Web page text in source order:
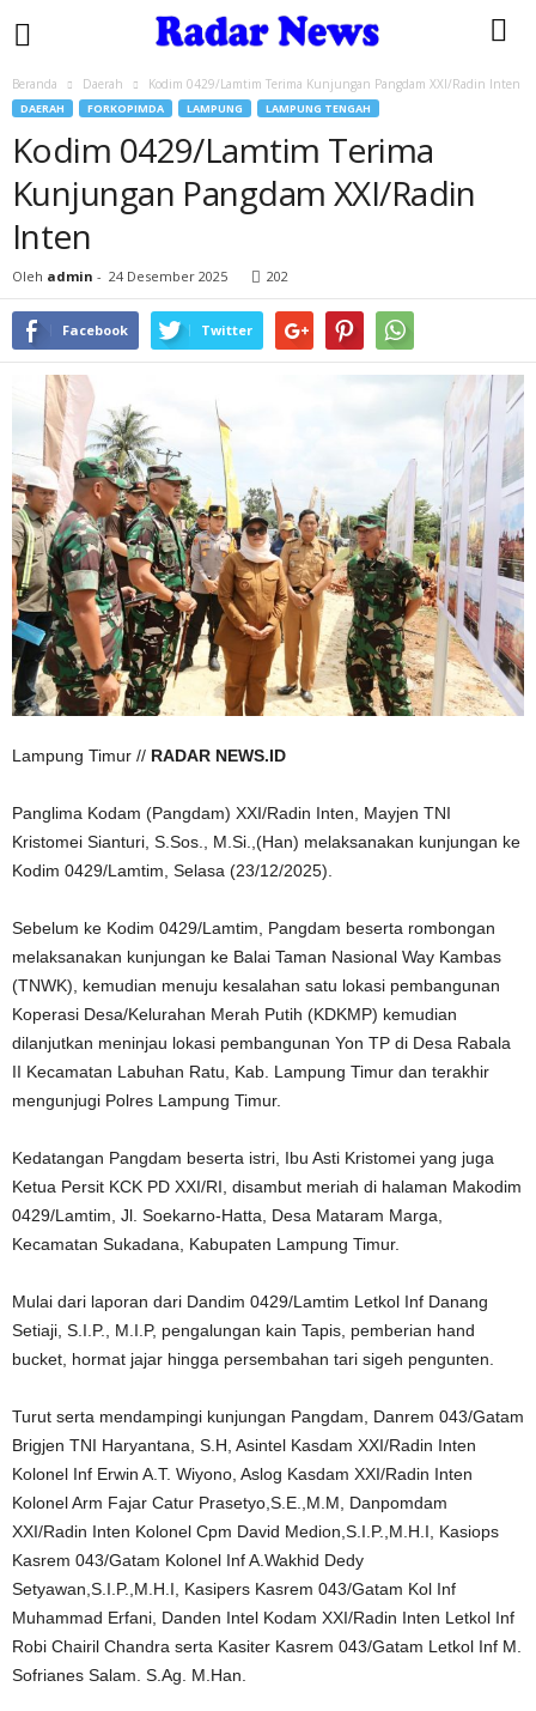
Beranda Daerah Kodim 0429/Lamtim Terima Kunjungan Pangdam XXI/Radin Inten
DAERAH FORKOPIMDA LAMPUNG LAMPUNG TENGAH
Kodim 0429/Lamtim Terima
Kunjungan Pangdam XXI/Radin
Inten
Oleh admin - 24 Desember 2025 202
Facebook Twitter
Lampung Timur // RADAR NEWS.ID
Panglima Kodam (Pangdam) XXI/Radin Inten, Mayjen TNI
Kristomei Sianturi, S.Sos., M.Si.,(Han) melaksanakan kunjungan ke
Kodim 0429/Lamtim, Selasa (23/12/2025).
Sebelum ke Kodim 0429/Lamtim, Pangdam beserta rombongan
melaksanakan kunjungan ke Balai Taman Nasional Way Kambas
(TNWK), kemudian menuju kesalahan satu lokasi pembangunan
Koperasi Desa/Kelurahan Merah Putih (KDKMP) kemudian
dilanjutkan meninjau lokasi pembangunan Yon TP di Desa Rabala
II Kecamatan Labuhan Ratu, Kab. Lampung Timur dan terakhir
mengunjugi Polres Lampung Timur.
Kedatangan Pangdam beserta istri, Ibu Asti Kristomei yang juga
Ketua Persit KCK PD XXI/RI, disambut meriah di halaman Makodim
0429/Lamtim, Jl. Soekarno-Hatta, Desa Mataram Marga,
Kecamatan Sukadana, Kabupaten Lampung Timur.
Mulai dari laporan dari Dandim 0429/Lamtim Letkol Inf Danang
Setiaji, S.I.P., M.I.P, pengalungan kain Tapis, pemberian hand
bucket, hormat jajar hingga persembahan tari sigeh pengunten.
Turut serta mendampingi kunjungan Pangdam, Danrem 043/Gatam
Brigjen TNI Haryantana, S.H, Asintel Kasdam XXI/Radin Inten
Kolonel Inf Erwin A.T. Wiyono, Aslog Kasdam XXI/Radin Inten
Kolonel Arm Fajar Catur Prasetyo,S.E.,M.M, Danpomdam
XXI/Radin Inten Kolonel Cpm David Medion,S.I.P.,M.H.I, Kasiops
Kasrem 043/Gatam Kolonel Inf A.Wakhid Dedy
Setyawan,S.I.P.,M.H.I, Kasipers Kasrem 043/Gatam Kol Inf
Muhammad Erfani, Danden Intel Kodam XXI/Radin Inten Letkol Inf
Robi Chairil Chandra serta Kasiter Kasrem 043/Gatam Letkol Inf M.
Sofrianes Salam. S.Ag. M.Han.